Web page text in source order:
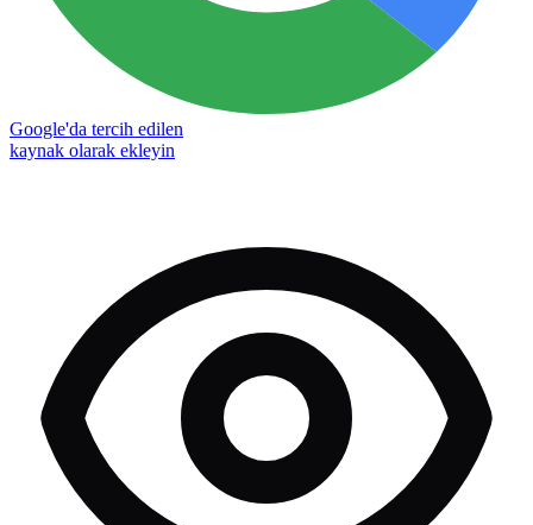
Google'da tercih edilen
kaynak olarak ekleyin